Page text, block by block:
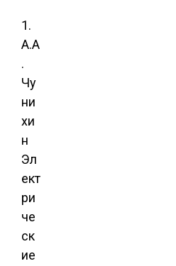
1.
А.А
.
Чу
ни
хи
н
Эл
ект
ри
че
ск
ие